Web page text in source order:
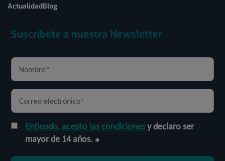
ActualidadBlog
Suscríbete a nuestra Newsletter
Entiendo, acepto las condicionesy declaro ser
mayor de 14 años.